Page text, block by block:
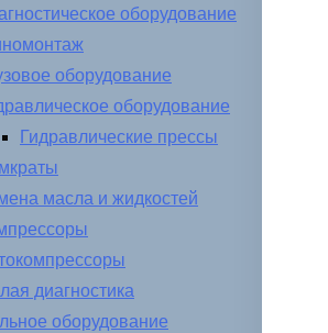
оборудование
оборудование
оборудование
Гидравлические прессы
масла и жидкостей
диагностика
оборудование